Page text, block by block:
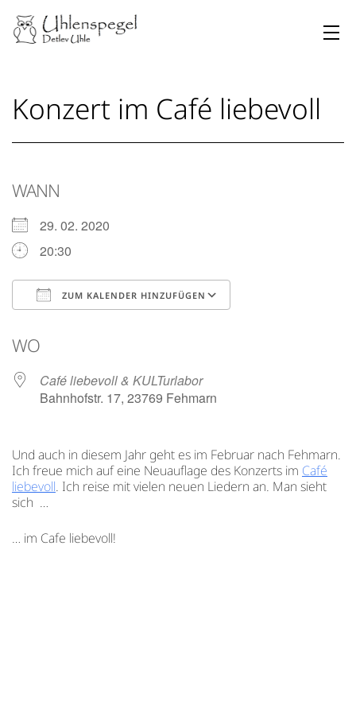
Zum
Inhalt
Konzert im Café liebevoll
WANN
29. 02. 2020
20:30
ZUM KALENDER HINZUFÜGEN
WO
Café liebevoll & KULTurlabor
Bahnhofstr. 17, 23769 Fehmarn
Und auch in diesem Jahr geht es im Februar nach Fehmarn.
Ich freue mich auf eine Neuauflage des Konzerts im Café
liebevoll. Ich reise mit vielen neuen Liedern an. Man sieht
sich …
… im Cafe liebevoll!